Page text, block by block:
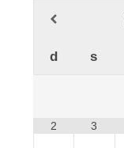
d s
2 3